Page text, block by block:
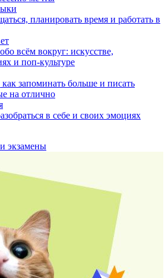
планировать время и работать в
всём вокруг: искусстве,
и поп-культуре
запоминать больше и писать
на отлично
в себе и своих эмоциях
экзамены